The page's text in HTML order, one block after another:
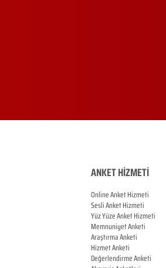
ANKET HİZMETİ
Online Anket Hizmeti
Sesli Anket Hizmeti
Yüz Yüze Anket Hizmeti
Memnuniyet Anketi
Araştırma Anketi
Hizmet Anketi
Değerlendirme Anketi